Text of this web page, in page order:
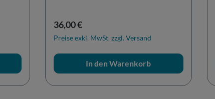
Regulärer Preis:
36,00 €
Preise exkl. MwSt. zzgl. Versand
In den Warenkorb